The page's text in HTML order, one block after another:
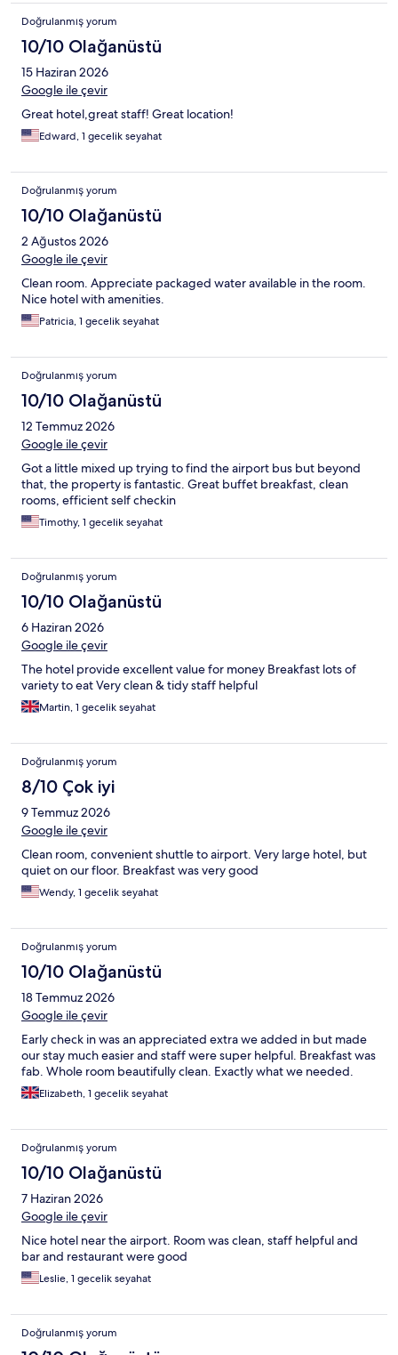
Doğrulanmış yorum
10/10 Olağanüstü
15 Haziran 2026
Google ile çevir
Great hotel,great staff! Great location!
Edward, 1 gecelik seyahat
Doğrulanmış yorum
10/10 Olağanüstü
2 Ağustos 2026
Google ile çevir
Clean room. Appreciate packaged water available in the room.
Nice hotel with amenities.
Patricia, 1 gecelik seyahat
Doğrulanmış yorum
10/10 Olağanüstü
12 Temmuz 2026
Google ile çevir
Got a little mixed up trying to find the airport bus but beyond
that, the property is fantastic. Great buffet breakfast, clean
rooms, efficient self checkin
Timothy, 1 gecelik seyahat
Doğrulanmış yorum
10/10 Olağanüstü
6 Haziran 2026
Google ile çevir
The hotel provide excellent value for money Breakfast lots of
variety to eat Very clean & tidy staff helpful
Martin, 1 gecelik seyahat
Doğrulanmış yorum
8/10 Çok iyi
9 Temmuz 2026
Google ile çevir
Clean room, convenient shuttle to airport. Very large hotel, but
quiet on our floor. Breakfast was very good
Wendy, 1 gecelik seyahat
Doğrulanmış yorum
10/10 Olağanüstü
18 Temmuz 2026
Google ile çevir
Early check in was an appreciated extra we added in but made
our stay much easier and staff were super helpful. Breakfast was
fab. Whole room beautifully clean. Exactly what we needed.
Elizabeth, 1 gecelik seyahat
Doğrulanmış yorum
10/10 Olağanüstü
7 Haziran 2026
Google ile çevir
Nice hotel near the airport. Room was clean, staff helpful and
bar and restaurant were good
Leslie, 1 gecelik seyahat
Doğrulanmış yorum